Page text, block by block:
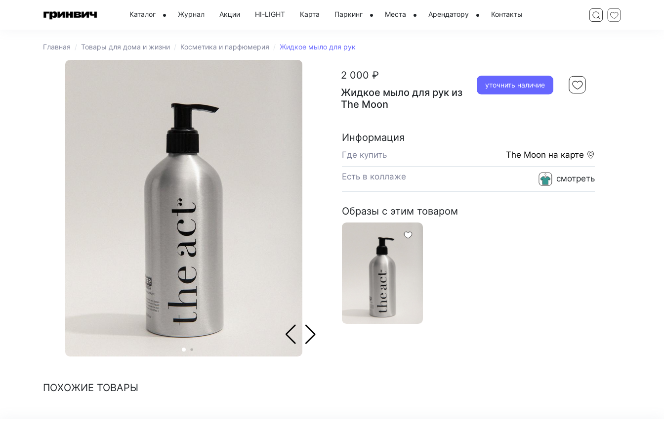
Каталог Журнал Акции HI-LIGHT Карта Паркинг Места Арендатору Контакты
Главная Товары для дома и жизни Косметика и парфюмерия Жидкое мыло для рук
2 000 ₽
Жидкое мыло для рук из
The Moon
уточнить наличие
Информация
The Moon на карте
Где купить
смотреть
Есть в коллаже
Образы с этим товаром
ПОХОЖИЕ ТОВАРЫ